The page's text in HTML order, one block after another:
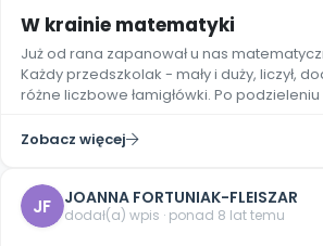
W krainie matematyki
Już od rana zapanował u nas
Każdy przedszkolak - mały i duży, liczył,
różne liczbowe łamigłówki. Po podzieleniu
Zobacz więcej
JF JOANNA FORTUNIAK-FLEISZAR
dodał(a) wpis · ponad 8 lat temu